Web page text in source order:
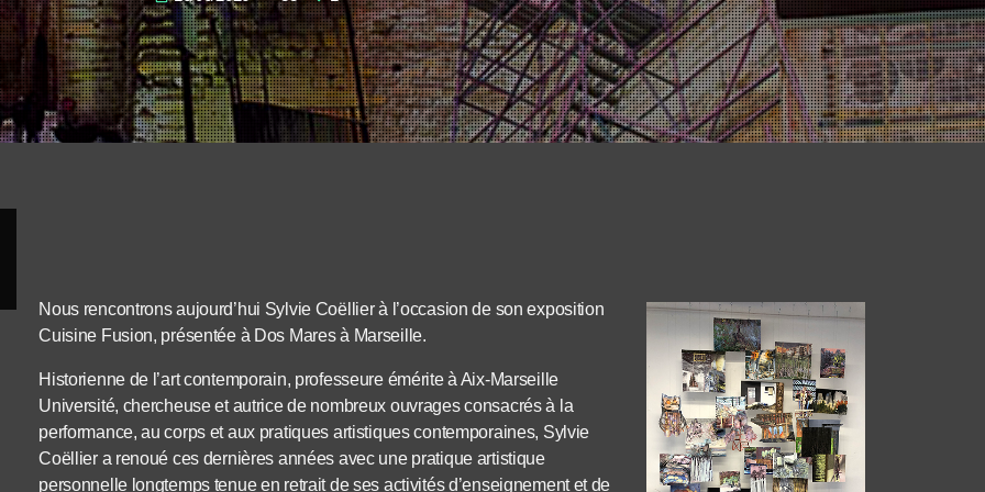
Nous rencontrons aujourd’hui Sylvie Coëllier à l’occasion de son exposition
Cuisine Fusion, présentée à Dos Mares à Marseille.
Historienne de l’art contemporain, professeure émérite à Aix-Marseille
Université, chercheuse et autrice de nombreux ouvrages consacrés à la
performance, au corps et aux pratiques artistiques contemporaines, Sylvie
Coëllier a renoué ces dernières années avec une pratique artistique
personnelle longtemps tenue en retrait de ses activités d’enseignement et de